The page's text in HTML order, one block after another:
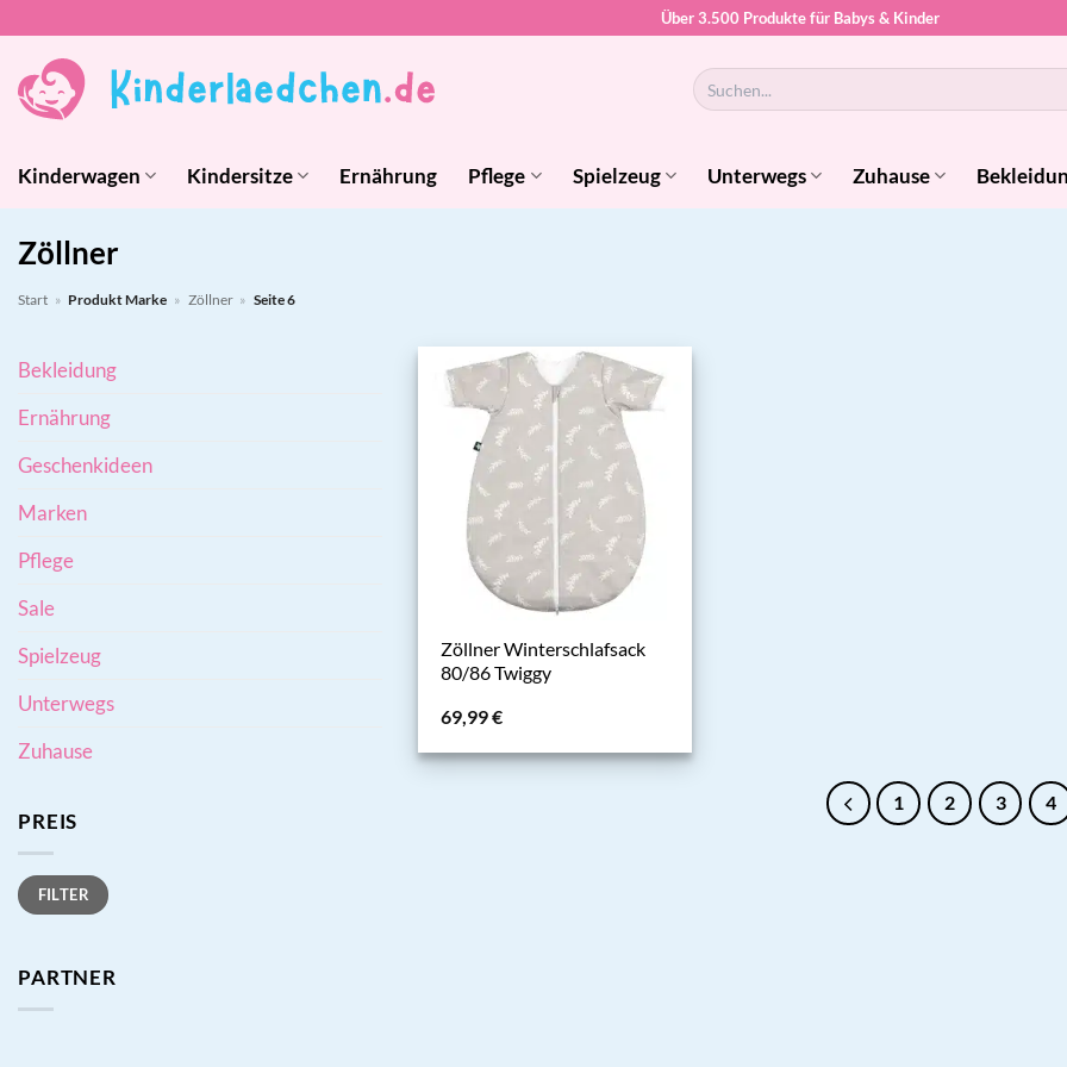
springen
Über 3.500 Produkte für Babys & Kinder
Suchen
nach:
Kinderwagen Kindersitze Ernährung Pflege Spielzeug Unterwegs Zuhause
Zöllner
Start » Produkt Marke » Zöllner » Seite 6
Bekleidung
Ernährung
Geschenkideen
Marken
Pflege
Sale
Spielzeug
Unterwegs
Zuhause
PREIS
Min.
Preis
Max.
PreisFILTER
PARTNER
Zöllner Winterschlafsack
80/86 Twiggy
69,99€
1 2 3 4